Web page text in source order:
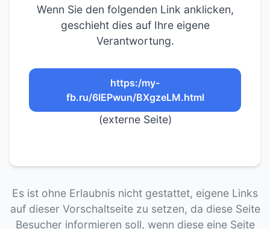
Wenn Sie den folgenden Link anklicken,
geschieht dies auf Ihre eigene
Verantwortung.
https:/my-
fb.ru/6IEPwun/BXgzeLM.html
(externe Seite)
Es ist ohne Erlaubnis nicht gestattet, eigene Links
auf dieser Vorschaltseite zu setzen, da diese Seite
Besucher informieren soll, wenn diese eine Seite